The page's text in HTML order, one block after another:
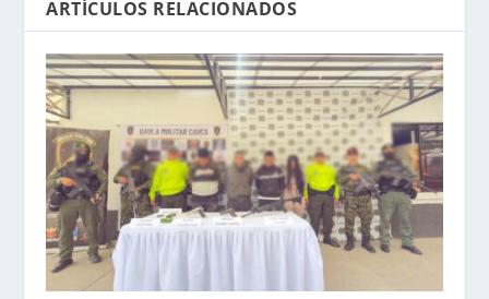
ARTÍCULOS RELACIONADOS